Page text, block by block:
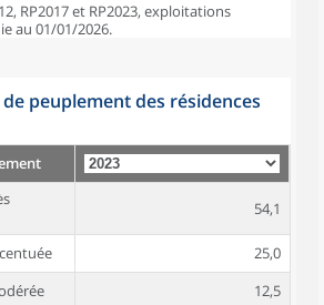
RP2017 et RP2023, exploitations
au 01/01/2026.
de peuplement des résidences
54,1
25,0
12,5